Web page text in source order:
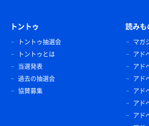
トントゥ
トントゥ抽選会
トントゥとは
当選発表
過去の抽選会
協賛募集
読みも
マガ
アド
アド
アド
アド
アド
アド